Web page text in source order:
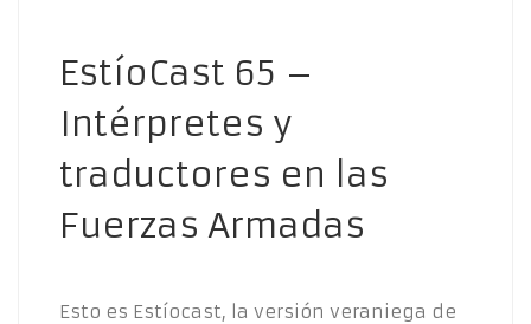
EstíoCast 65 –
Intérpretes y
traductores en las
Fuerzas Armadas
Esto es Estíocast, la versión veraniega de